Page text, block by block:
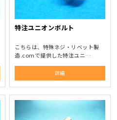
特注ユニオンボルト
こちらは、特殊ネジ・リベット製
造.comで提供した特注ユニ…
詳細